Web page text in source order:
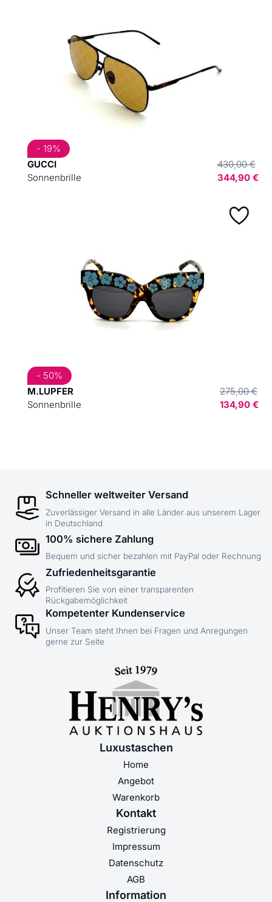
GUCCI
Sonnenbrille
430,00 €
344,90 €
- 19%
M.LUPFER
Sonnenbrille
275,00 €
134,90 €
- 50%
Schneller weltweiter Versand
Zuverlässiger Versand in alle Länder aus unserem Lager
in Deutschland
100% sichere Zahlung
Bequem und sicher bezahlen mit PayPal oder Rechnung
Zufriedenheitsgarantie
Profitieren Sie von einer transparenten
Rückgabemöglichkeit
Kompetenter Kundenservice
Unser Team steht Ihnen bei Fragen und Anregungen
gerne zur Seite
Luxustaschen
Home
Angebot
Warenkorb
Kontakt
Registrierung
Impressum
Datenschutz
AGB
Information